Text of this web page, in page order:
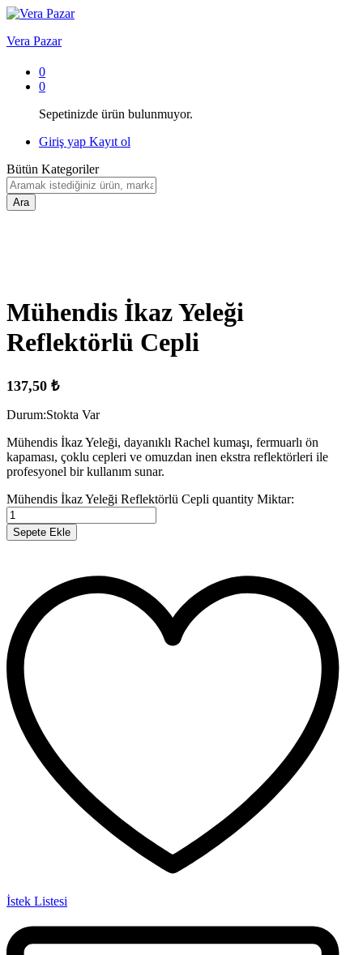
Vera Pazar
0
0
Sepetinizde ürün bulunmuyor.
Giriş yap Kayıt ol
Bütün Kategoriler
Ara
Mühendis İkaz Yeleği
Reflektörlü Cepli
137,50 ₺
Durum:Stokta Var
Mühendis İkaz Yeleği, dayanıklı Rachel kumaşı, fermuarlı ön
kapaması, çoklu cepleri ve omuzdan inen ekstra reflektörleri ile
profesyonel bir kullanım sunar.
Mühendis İkaz Yeleği Reflektörlü Cepli quantity Miktar:
Sepete Ekle
İstek Listesi